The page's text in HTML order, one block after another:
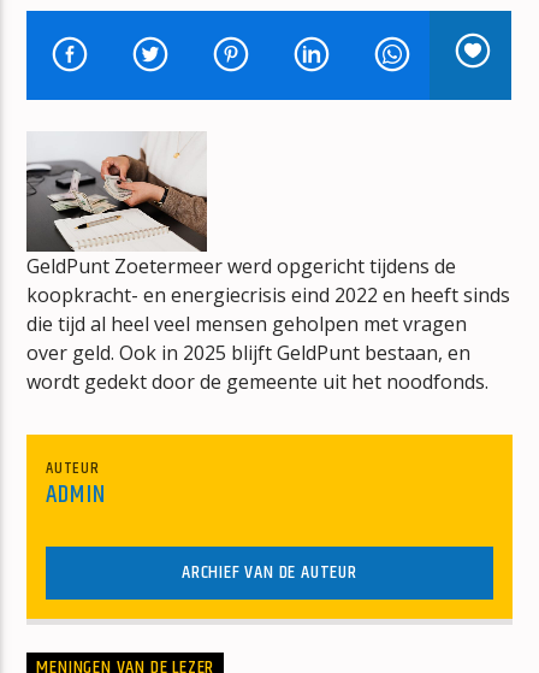
HUIDIG NUMMER
CALIFORNIA LOVE
2 PAC FT. DR. DRE
mz-radio
GeldPunt Zoetermeer werd opgericht tijdens de
koopkracht- en energiecrisis eind 2022 en heeft sinds
die tijd al heel veel mensen geholpen met vragen
over geld. Ook in 2025 blijft GeldPunt bestaan, en
wordt gedekt door de gemeente uit het noodfonds.
AUTEUR
ADMIN
ARCHIEF VAN DE AUTEUR